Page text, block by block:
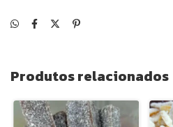
Produtos relacionados